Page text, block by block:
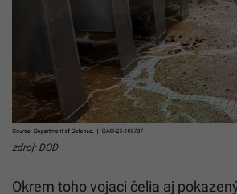
zdroj: DOD
Okrem toho vojaci čelia aj